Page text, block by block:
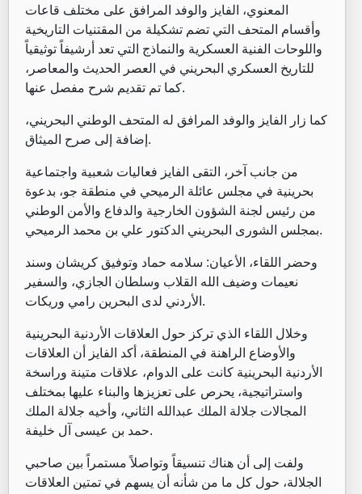
المعنوي، الفايز والوفد المرافق على مختلف قاعات
وأقسام المتحف التي تضم تشكيلة من المقتنيات التاريخية
واللوحات الفنية العسكرية والنماذج التي تعد أرشيفاً توثيقياً
للتاريخ العسكري البحريني في العصر الحديث والمعاصر،
كما تم تقديم شرح مفصل عنها.
كما زار الفايز والوفد المرافق له المتحف الوطني البحريني،
إضافة إلى صرح الميثاق.
من جانب آخر، التقى الفايز فعاليات شعبية واجتماعية
بحرينية في مجلس عائلة الرميحي في منطقة جو، بدعوة
من رئيس لجنة الشؤون الخارجية والدفاع والأمن الوطني
بمجلس الشورى البحريني الدكتور علي بن محمد الرميحي.
وحضر اللقاء، الأعيان: سلامه حماد وتوفيق كريشان وسند
نعيمات وضيف الله القلاب وسلطان الجازي، والسفير
الأردني لدى البحرين رامي وريكات.
وخلال اللقاء الذي تركز حول العلاقات الأردنية البحرينية
والأوضاع الراهنة في المنطقة، أكد الفايز أن العلاقات
الأردنية البحرينية كانت على الدوام، علاقات متينة وراسخة
واستراتيجية، يحرص على تعزيزها والبناء عليها بمختلف
المجالات جلالة الملك عبدالله الثاني، وأخيه جلالة الملك
حمد بن عيسى آل خليفة.
ولفت إلى أن هناك تنسيقاً وتواصلاً مستمراً بين صاحبي
الجلالة، حول كل ما من شأنه أن يسهم في تمتين العلاقات